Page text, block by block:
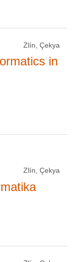
Zlín, Çekya
in
Zlín, Çekya